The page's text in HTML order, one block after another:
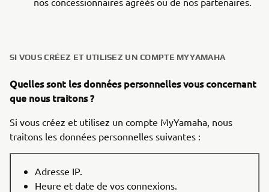
SI VOUS CRÉEZ ET UTILISEZ UN COMPTE MYYAMAHA
Quelles sont les données personnelles vous concernant
que nous traitons ?
Si vous créez et utilisez un compte MyYamaha, nous
traitons les données personnelles suivantes :
Adresse IP.
Heure et date de vos connexions.